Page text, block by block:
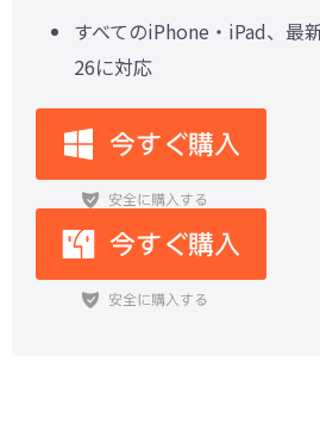
すべてのiPhone・iPad、最
26に対応